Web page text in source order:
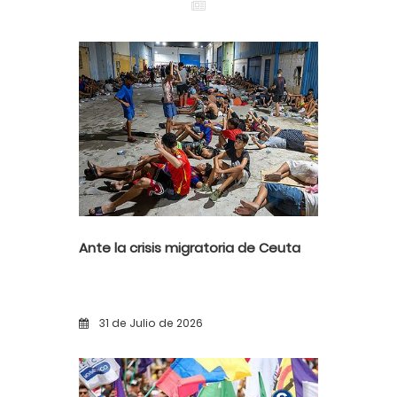
Ante la crisis migratoria de Ceuta
31 de Julio de 2026